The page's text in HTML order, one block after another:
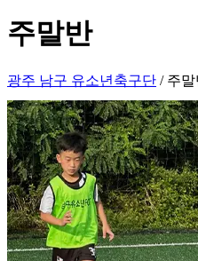
주말반
광주 남구 유소년축구단 / 주